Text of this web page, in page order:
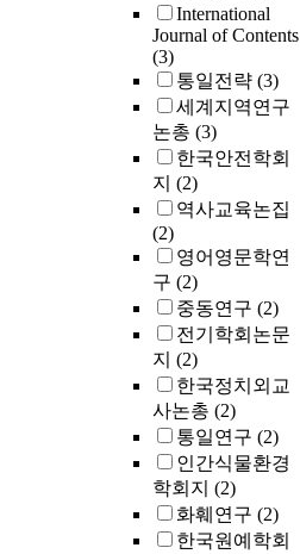
International
Journal of Contents
(3)
통일전략 (3)
세계지역연구
논총 (3)
한국안전학회
지 (2)
역사교육논집
(2)
영어영문학연
구 (2)
중동연구 (2)
전기학회논문
지 (2)
한국정치외교
사논총 (2)
통일연구 (2)
인간식물환경
학회지 (2)
화훼연구 (2)
한국원예학회